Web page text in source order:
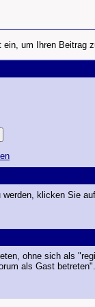
ein, um Ihren Beitrag
klicken Sie
ohne sich als
als Gast betreten".